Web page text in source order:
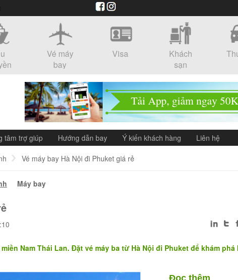
Vé máy
bay
Visa
Khách
sạn
tâm trợ giúp Hướng dẫn bay Ý kiến khách hàng Liên hệ
Vé máy bay Hà Nội đi Phuket giá rẻ
Máy bay
Nam Thái Lan. Đặt vé máy ba từ Hà Nội đi Phuket để khám phá
Đọc thêm